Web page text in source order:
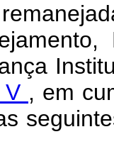
V , em